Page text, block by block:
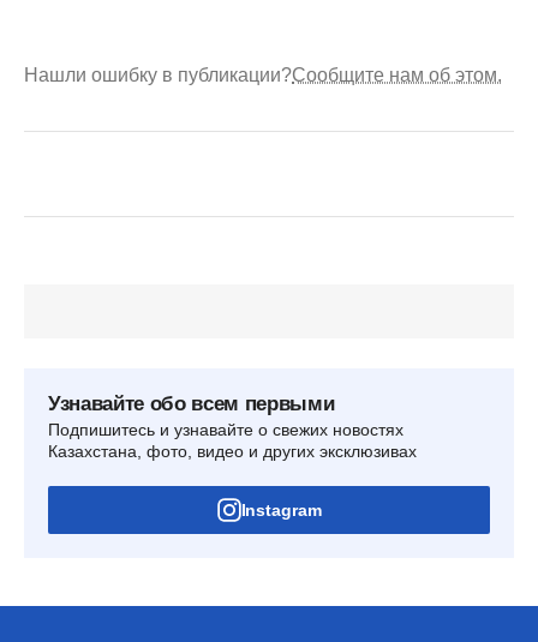
Нашли ошибку в публикации?Сообщите нам об этом.
Узнавайте обо всем первыми
Подпишитесь и узнавайте о свежих новостях
Казахстана, фото, видео и других эксклюзивах
Instagram